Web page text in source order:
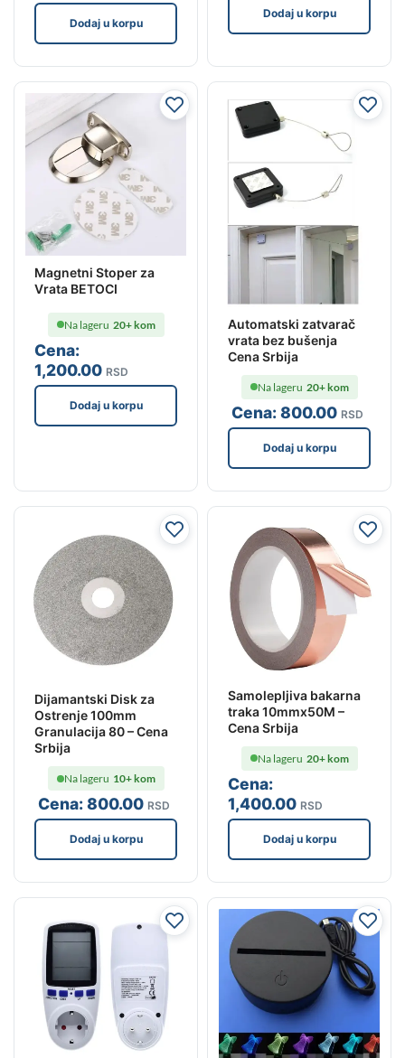
Dodaj u korpu
Dodaj u korpu
Magnetni Stoper za
Vrata BETOCI
Cena:
1,200.00 RSD
Na lageru 20+ kom
Dodaj u korpu
Automatski zatvarač
vrata bez bušenja
Cena Srbija
Cena:800.00 RSD
Na lageru 20+ kom
Dodaj u korpu
Dijamantski Disk za
Ostrenje 100mm
Granulacija 80 – Cena
Srbija
Cena:800.00 RSD
Na lageru 10+ kom
Dodaj u korpu
Samolepljiva bakarna
traka 10mmx50M –
Cena Srbija
Cena:
1,400.00 RSD
Na lageru 20+ kom
Dodaj u korpu